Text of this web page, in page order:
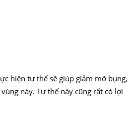
hiện tư thế sẽ giúp giảm mỡ bụng,
này. Tư thế này cũng rất có lợi